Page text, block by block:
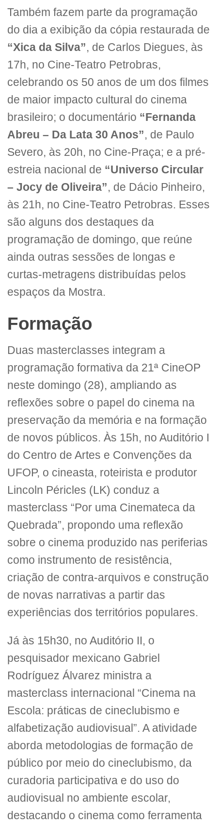
Também fazem parte da programação
do dia a exibição da cópia restaurada de
“Xica da Silva”, de Carlos Diegues, às
17h, no Cine-Teatro Petrobras,
celebrando os 50 anos de um dos filmes
de maior impacto cultural do cinema
brasileiro; o documentário “Fernanda
Abreu – Da Lata 30 Anos”, de Paulo
Severo, às 20h, no Cine-Praça; e a pré-
estreia nacional de “Universo Circular
– Jocy de Oliveira”, de Dácio Pinheiro,
às 21h, no Cine-Teatro Petrobras. Esses
são alguns dos destaques da
programação de domingo, que reúne
ainda outras sessões de longas e
curtas-metragens distribuídas pelos
espaços da Mostra.
Formação
Duas masterclasses integram a
programação formativa da 21ª CineOP
neste domingo (28), ampliando as
reflexões sobre o papel do cinema na
preservação da memória e na formação
de novos públicos. Às 15h, no Auditório I
do Centro de Artes e Convenções da
UFOP, o cineasta, roteirista e produtor
Lincoln Péricles (LK) conduz a
masterclass “Por uma Cinemateca da
Quebrada”, propondo uma reflexão
sobre o cinema produzido nas periferias
como instrumento de resistência,
criação de contra-arquivos e construção
de novas narrativas a partir das
experiências dos territórios populares.
Já às 15h30, no Auditório II, o
pesquisador mexicano Gabriel
Rodríguez Álvarez ministra a
masterclass internacional “Cinema na
Escola: práticas de cineclubismo e
alfabetização audiovisual”. A atividade
aborda metodologias de formação de
público por meio do cineclubismo, da
curadoria participativa e do uso do
audiovisual no ambiente escolar,
destacando o cinema como ferramenta